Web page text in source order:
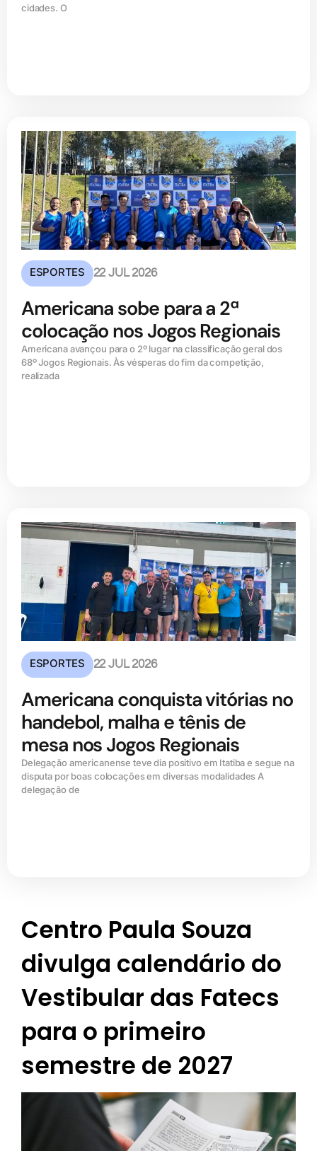
cidades. O
ESPORTES 22 JUL 2026
Americana sobe para a 2ª
colocação nos Jogos Regionais
Americana avançou para o 2º lugar na classificação geral dos
68º Jogos Regionais. Às vésperas do fim da competição,
realizada
ESPORTES 22 JUL 2026
Americana conquista vitórias no
handebol, malha e tênis de
mesa nos Jogos Regionais
Delegação americanense teve dia positivo em Itatiba e segue na
disputa por boas colocações em diversas modalidades A
delegação de
Centro Paula Souza
divulga calendário do
Vestibular das Fatecs
para o primeiro
semestre de 2027